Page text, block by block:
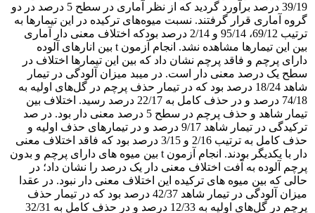
39/19 درصد برآورد گردید که از نظر آماری در سطح 5 درصد در دو
گروه آماری قرار گرفتند. نسبت میوه‌های ترکیده در این تیمارها به
ترتیب 69/12، 95/14 و 2/14 درصد بودکه اختلاف معنی دار آماری
بین این تیمارها مشاهده نشد. انجام آزمون t بین انارهای آلوده
دارای پرچم و فاقد پرچم نشان داد که بین این تیمارها اختلاف در
سطح یک درصد معنی دار است. در میبد میزان آلودگی در تیمار
شاهد 18/24 درصد بود که در تیمار حذف پرچم در گل‌های اولیه به
74/18 درصد و در حذف کامل به 22/17 درصد رسید. اختلاف بین
تیمار شاهد و حذف پرچم در سطح 5 درصد معنی دار بود. در صد
ترکیدگی در تیمار شاهد 9/17 درصد و در تیمارهای حذف اولیه و
حذف کامل به ترتیب 2/16 و 3/15 درصد بود که فاقد اختلاف معنی
دار با یکدیگر بودند. انجام آزمون t بین میوه های دارای پرچم و بدون
پرچم آلوده به آفت اختلاف معنی دار یک درصد را نشان داد؛ در
حالی که بین میوه های ترکیده این اختلاف معنی دار نبود. در عقدا
میزان آلودگی در تیمار شاهد 42/37 درصد بود که در تیمار حذف
پرچم در گل‌های اولیه به 12/33 درصد و در حذف کامل به 32/31